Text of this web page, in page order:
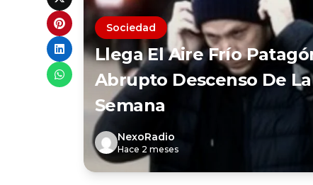
Sociedad
Llega El Aire Frío
Abrupto Descenso De
Semana
NexoRadio
Hace 2 meses